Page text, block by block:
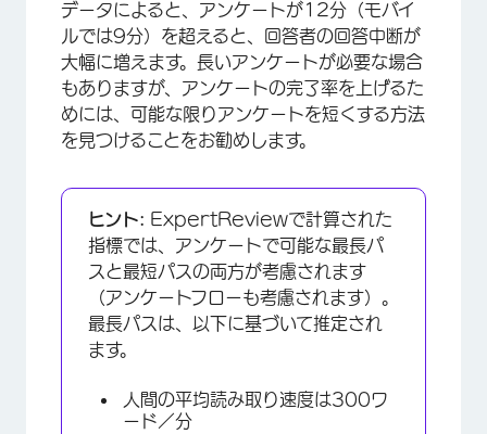
データによると、アンケートが12分（モバイ
ルでは9分）を超えると、回答者の回答中断が
大幅に増えます。長いアンケートが必要な場合
もありますが、アンケートの完了率を上げるた
めには、可能な限りアンケートを短くする方法
を見つけることをお勧めします。
ヒント: ExpertReviewで計算された
指標では、アンケートで可能な最長パ
スと最短パスの両方が考慮されます
（アンケートフローも考慮されます）。
最長パスは、以下に基づいて推定され
ます。
人間の平均読み取り速度は300ワ
ード／分